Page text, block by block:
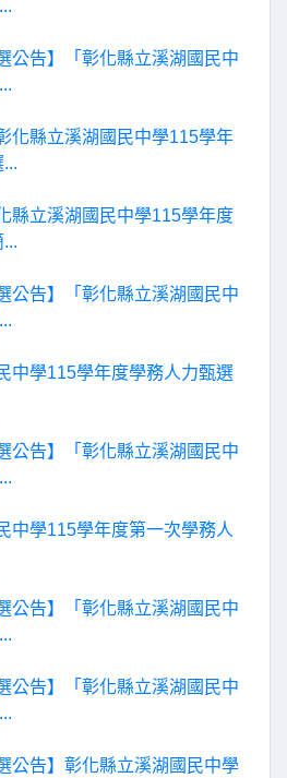
公告】「彰化縣立溪湖國民中
化縣立溪湖國民中學115學年
縣立溪湖國民中學115學年度
公告】「彰化縣立溪湖國民中
中學115學年度學務人力甄選
公告】「彰化縣立溪湖國民中
中學115學年度第一次學務人
公告】「彰化縣立溪湖國民中
公告】「彰化縣立溪湖國民中
公告】彰化縣立溪湖國民中學